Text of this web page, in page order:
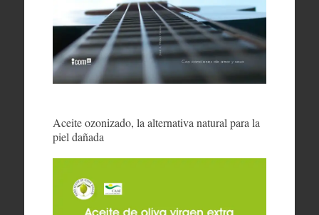
Aceite ozonizado, la alternativa natural para la
piel dañada